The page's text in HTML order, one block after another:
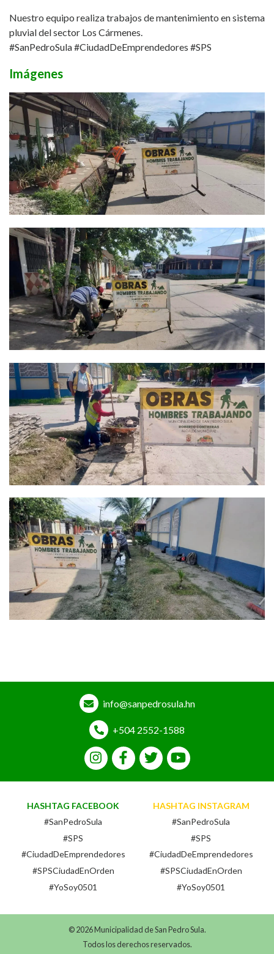
Nuestro equipo realiza trabajos de mantenimiento en sistema
pluvial del sector Los Cármenes.
#SanPedroSula#CiudadDeEmprendedores #SPS
Imágenes
info@sanpedrosula.hn
+504 2552-1588
HASHTAG FACEBOOK
#SanPedroSula
#SPS
#CiudadDeEmprendedores
#SPSCiudadEnOrden
#YoSoy0501
HASHTAG INSTAGRAM
#SanPedroSula
#SPS
#CiudadDeEmprendedores
#SPSCiudadEnOrden
#YoSoy0501
© 2026 Municipalidad de San Pedro Sula.
Todos los derechos reservados.